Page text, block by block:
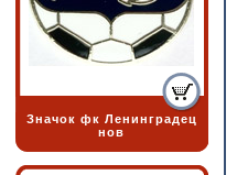
Значок фк Ленинградец
нов